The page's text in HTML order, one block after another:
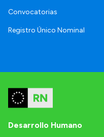
Convocatorias
Registro Único Nominal
Desarrollo Humano